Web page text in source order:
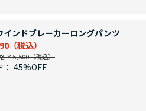
インドブレーカーロングパンツ
￥5,500
45%OFF